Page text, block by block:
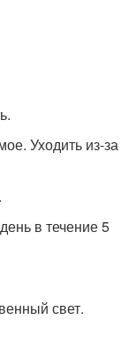
Уходить из-за
в течение 5
свет.